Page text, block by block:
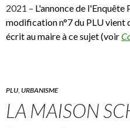
2021 – L'annonce de l'Enquête
modification n°7 du PLU vient
écrit au maire à ce sujet (voir
PLU, URBANISME
LA MAISON